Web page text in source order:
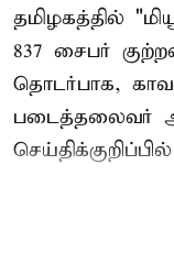
தமிழகத்தில்
837 சைபர்
தொடர்பாக,
படைத்தலைவர்